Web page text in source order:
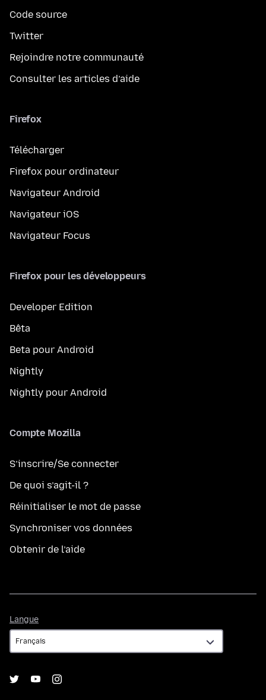
Code source
Twitter
Rejoindre notre communauté
Consulter les articles d’aide
Firefox
Télécharger
Firefox pour ordinateur
Navigateur Android
Navigateur iOS
Navigateur Focus
Firefox pour les développeurs
Developer Edition
Bêta
Beta pour Android
Nightly
Nightly pour Android
Compte Mozilla
S’inscrire/Se connecter
De quoi s’agit-il ?
Réinitialiser le mot de passe
Synchroniser vos données
Obtenir de l’aide
Langue